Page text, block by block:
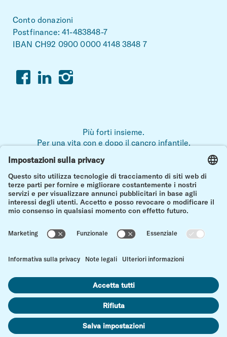
Conto donazioni
Postfinance: 41-483848-7
IBAN CH92 0900 0000 4148 3848 7
FacebookLinkedinInstagram
Più forti insieme.
Per una vita con e dopo il cancro infantile.
Protezione dei datiContatto
Impostazioni dei cookie